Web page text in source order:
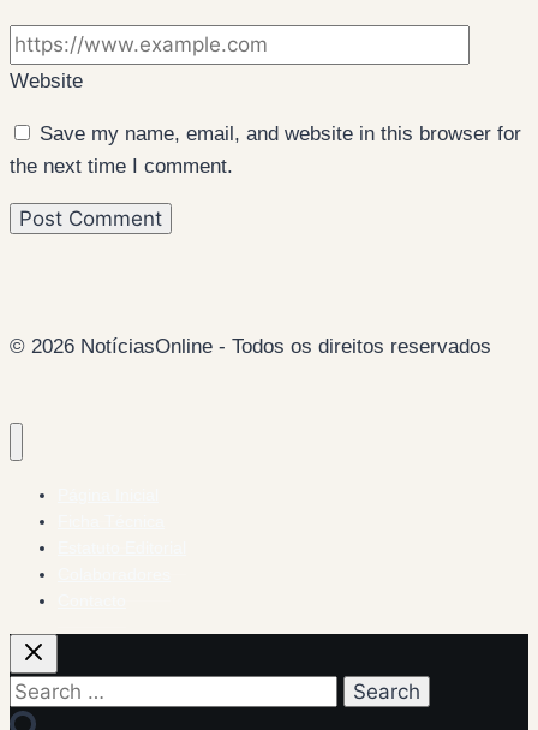
Website
Save my name, email, and website in this browser for
the next time I comment.
© 2026 NotíciasOnline - Todos os direitos reservados
Search
for: